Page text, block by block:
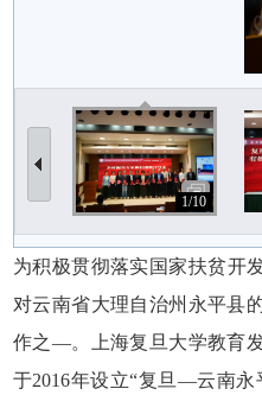
1/10
为积极贯彻落实国家扶贫开
对云南省大理自治州永平县
作之—。上海复旦大学教育
于2016年设立“复旦—云南永